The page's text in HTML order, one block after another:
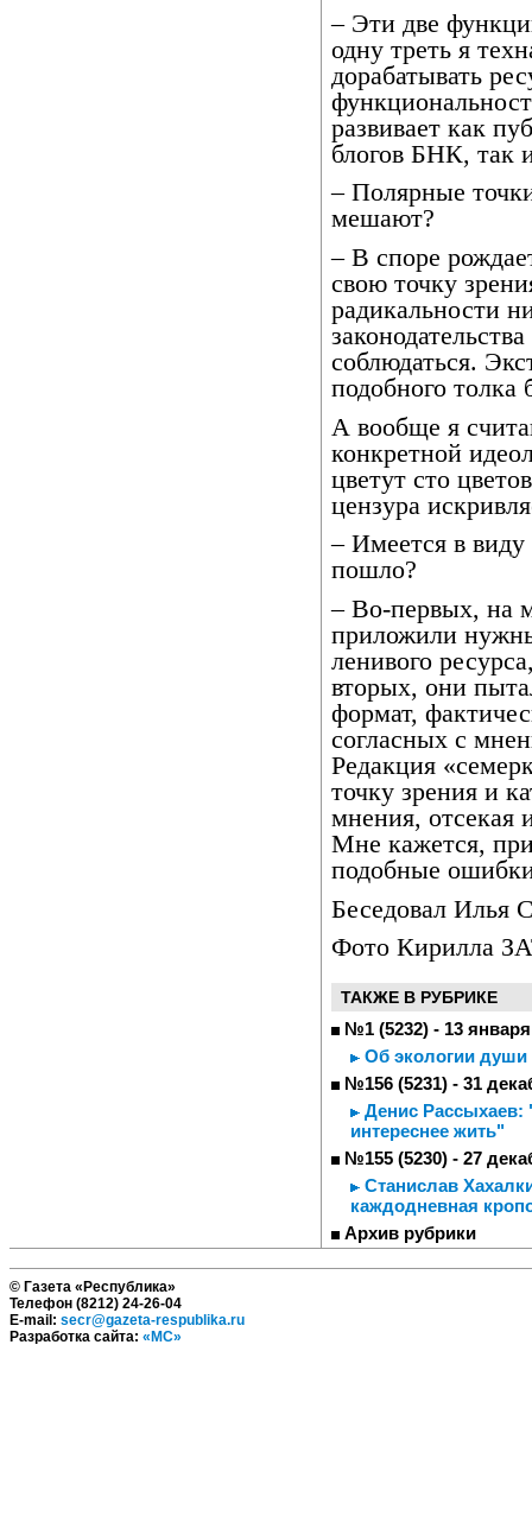
– Эти две
одну треть я
дорабатывать
развивает как
блогов БНК, так
– Полярные
мешают?
– В споре
свою точку
радикальности
соблюдаться.
подобного толка
А вообще я
конкретной
цветут сто
цензура
– Имеется в
пошло?
– Во-первых, на
приложили
ленивого
вторых, они
формат,
согласных с
Редакция
точку зрения и
мнения, отсекая
Мне кажется,
подобные
Беседовал
Фото Кирилла
ТАКЖЕ В РУБРИКЕ
№1 (5232) - 13 января
Об экологии души
№156 (5231) - 31
Денис
интереснее жить"
№155 (5230) - 27
Станислав
каждодневная
Архив рубрики
© Газета «Республика»
Телефон (8212) 24-26-04
E-mail: secr@gazeta-respublika.ru
Разработка сайта: «МС»